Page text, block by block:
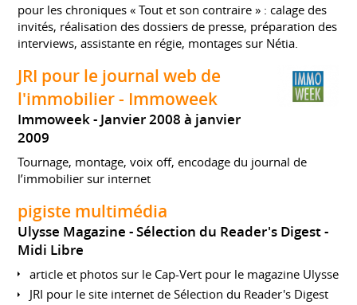
pour les chroniques « Tout et son contraire » : calage des
invités, réalisation des dossiers de presse, préparation des
interviews, assistante en régie, montages sur Nétia.
JRI pour le journal web de
l'immobilier - Immoweek
Immoweek
Janvier 2008 à janvier
2009
Tournage, montage, voix off, encodage du journal de
l’immobilier sur internet
pigiste multimédia
Ulysse Magazine - Sélection du Reader's Digest -
Midi Libre
article et photos sur le Cap-Vert pour le magazine Ulysse
JRI pour le site internet de Sélection du Reader's Digest